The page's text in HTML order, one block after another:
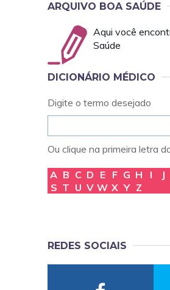
ARQUIVO BOA SAÚDE
Aqui você
Saúde
DICIONÁRIO MÉDICO
Digite o termo desejado
Ou clique na primeira letra
A B C D E F G H I J
S T U V W X Y Z
REDES SOCIAIS